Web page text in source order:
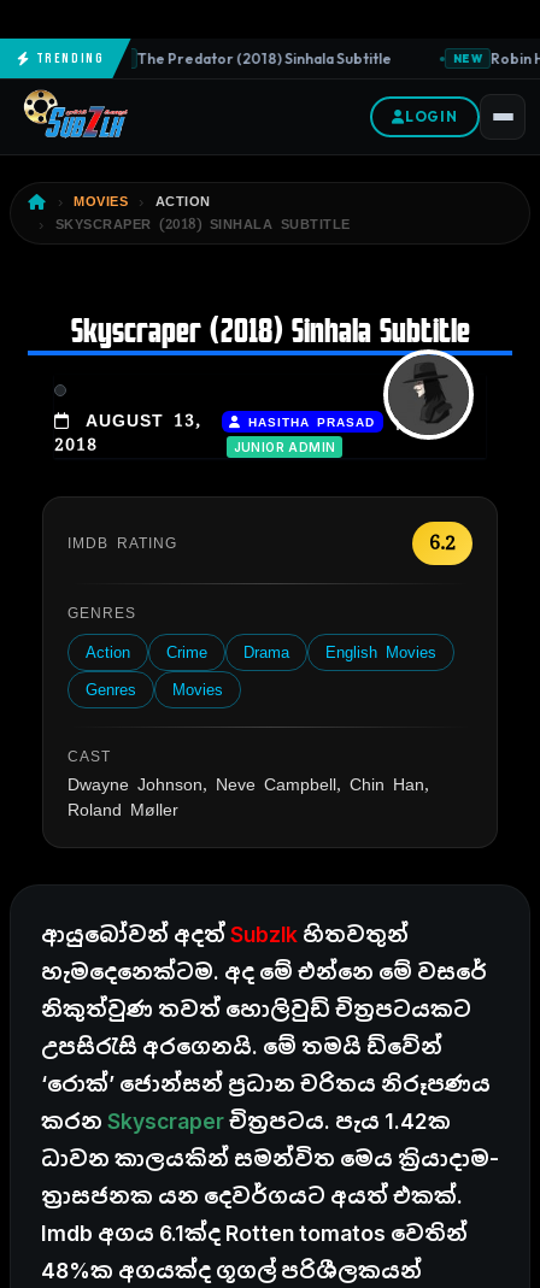
TrendingNEW The Predator (2018) Sinhala Subtitle NEW Robin
LOGIN
MOVIES
ACTION
SKYSCRAPER (2018) SINHALA SUBTITLE
Skyscraper (2018) Sinhala Subtitle
AUGUST 13,
2018
HASITHA PRASAD |
JUNIOR ADMIN
IMDB RATING 6.2
GENRES
Action Crime Drama
English Movies
Genres
Movies
CAST
Dwayne Johnson, Neve Campbell, Chin Han,
Roland Møller
ආයුබෝවන් අදත්Subzlk හිතවතුන්
හැමදෙනෙක්ටම. අද මේ එන්නෙ මේ වසරේ
නිකුත්වුණ තවත් හොලිවුඩ් චිත්‍රපටයකට
උපසිරැසි අරගෙනයි. මේ තමයි ඩ්වේන්
‘රොක්’ ජොන්සන් ප්‍රධාන චරිතය නිරූපණය
කරන Skyscraperචිත්‍රපටය. පැය 1.42ක
ධාවන කාලයකින් සමන්විත මෙය ක්‍රියාදාම-
ත්‍රාසජනක යන දෙවර්ගයට අයත් එකක්.
Imdb අගය 6.1ක්ද Rotten tomatos වෙතින්
48%ක අගයක්ද ගූගල් පරිශීලකයන්